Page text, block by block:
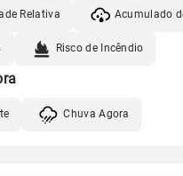
Relativa Acumulado
Risco de Incêndio
Chuva Agora